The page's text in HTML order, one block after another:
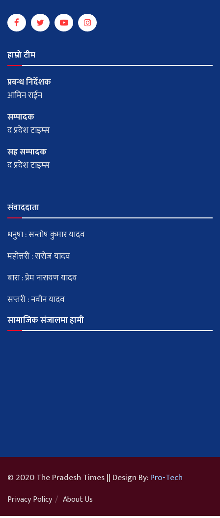
हाम्रो टीम
प्रबन्ध निर्देशक
आमिन राईन
सम्पादक
द प्रदेश टाइम्स
सह सम्पादक
द प्रदेश टाइम्स
संवाददाता
धनुषा : सन्तोष कुमार यादव
महोत्तरी : सरोज यादव
बारा : प्रेम नारायण यादव
सप्तरी : नवीन यादव
सामाजिक संजालमा हामी
© 2020 The Pradesh Times || Design By:Pro-Tech
Privacy Policy About Us